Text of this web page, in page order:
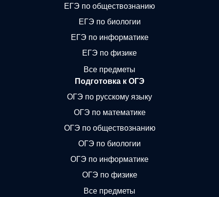
ЕГЭ по обществознанию
ЕГЭ по биологии
ЕГЭ по информатике
ЕГЭ по физике
Все предметы
Подготовка к ОГЭ
ОГЭ по русскому языку
ОГЭ по математике
ОГЭ по обществознанию
ОГЭ по биологии
ОГЭ по информатике
ОГЭ по физике
Все предметы